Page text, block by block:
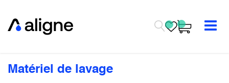
Matériel de lavage